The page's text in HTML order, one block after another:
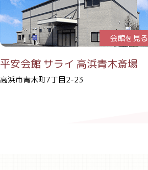
会館を見る
平安会館 サライ 高浜青木斎場
高浜市青木町7丁目2-23